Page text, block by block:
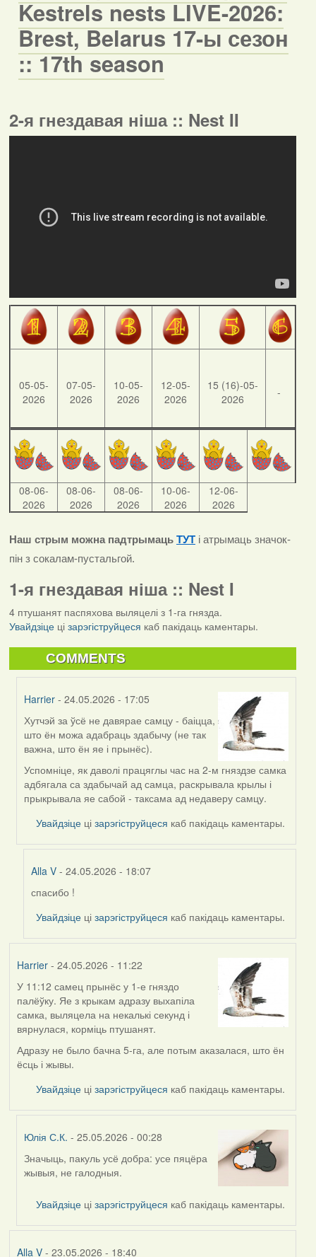
Kestrels nests LIVE-2026:
Brest, Belarus 17-ы сезон
:: 17th season
2-я гнездавая ніша :: Nest II
05-05-
2026
07-05-
2026
10-05-
2026
12-05-
2026
15 (16)-05-
2026
-
08-06-
2026
08-06-
2026
08-06-
2026
10-06-
2026
12-06-
2026
Наш стрым можна падтрымаць ТУТ і атрымаць значок-
пін з сокалам-пустальгой.
1-я гнездавая ніша :: Nest I
4 птушанят паспяхова выляцелі з 1-га гнязда.
Увайдзіцеці зарэгіструйцеся каб пакідаць каментары.
COMMENTS
Harrier - 24.05.2026 - 17:05
In
reply
to
by
Alla
V
Хутчэй за ўсё не давярае самцу - баіцца,
што ён можа адабраць здабычу (не так
важна, што ён яе і прынёс).
Успомніце, як даволі працяглы час на 2-м гняздзе самка
адбягала са здабычай ад самца, раскрывала крылы і
прыкрывала яе сабой - таксама ад недаверу самцу.
Увайдзіце цізарэгіструйцеся каб пакідаць каментары.
Alla V - 24.05.2026 - 18:07
In
reply
by
спасибо !
Увайдзіце цізарэгіструйцеся каб пакідаць каментары.
Harrier- 24.05.2026 - 11:22
У 11:12 самец прынёс у 1-е гняздо
палёўку. Яе з крыкам адразу выхапіла
самка, выляцела на некалькі секунд і
вярнулася, корміць птушанят.
Адразу не было бачна 5-га, але потым аказалася, што ён
ёсць і жывы.
Увайдзіце цізарэгіструйцеся каб пакідаць каментары.
Юлія С.К. - 25.05.2026 - 00:28
In
reply
Значыць, пакуль усё добра: усе пяцёра
жывыя, не галодныя.
Увайдзіце цізарэгіструйцеся каб пакідаць каментары.
Alla V- 23.05.2026 - 18:40